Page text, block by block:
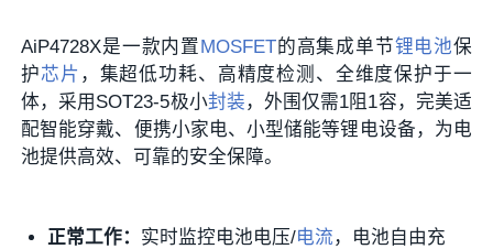
AiP4728X是一款内置MOSFET的高集成单节锂电池保
护芯片 ，集超低功耗、高精度检测、全维度保护于一
体，采用SOT23-5极小封装 ，外围仅需1阻1容，完美适
配智能穿戴、便携小家电、小型储能等锂电设备，为电
池提供高效、可靠的安全保障。
正常工作： 实时监控电池电压/电流 ，电池自由充